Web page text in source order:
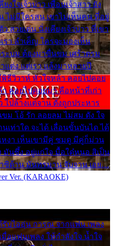
ใจเจ้าบ่าว เพื่อนเจ้าสาว ยัง
ไม่มีใครสน เขาไม่เห็นคน ที่อยู่
สวยเด่น นั่งเคียงเจ้าบ่าว ที่เขา
รา ลำเค็ญ ใครจะมองเห็น
ะบม ต้องมาขื่นขม เศร้าตรม
ต่ง แต่เรา แล้งมาหลายปี
ธีวิวาห์ หัวใจหล้า คอยไปคอย
คอยไปคอยมา คือหน้าที่เก่า
ไปล้างแต่จาน ดั่งถูกประหาร
ม โอ้ รัก ลอยลม ไม่สม ดัง ใจ
เท่าใด จะได้ เลื่อนขั้นบันได ได้
หงา เห็นเขามีคู่ ซมดู มีคู่ก็ม่วน
มันซึ้ง อยู่แก่ใจ มื้อใด๋หนอ สิเป็น
าซิด้าน มันทรมาน จับจาน เอย…
Ver. (KARAOKE)
บไออุ่น การุณ จากแฟน เพลง
อแฟนเพลง ให้กำลังใจ น้ำใจ